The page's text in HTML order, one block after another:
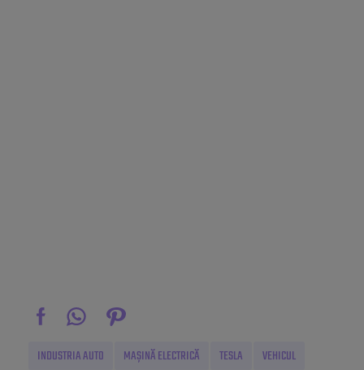
INDUSTRIA AUTO MAȘINĂ ELECTRICĂ TESLA VEHICUL